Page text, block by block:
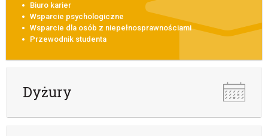
Biuro karier
Wsparcie psychologiczne
Wsparcie dla osób z niepełnosprawnościami
Przewodnik studenta
Dyżury